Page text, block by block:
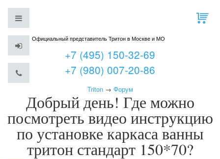
Официальный представитель Тритон в Москве и МО
+7 (495) 150-32-69
+7 (980) 007-20-86
Triton→ Форум
Добрый день! Где можно
посмотреть видео инструкцию
по установке каркаса ванны
тритон стандарт 150*70?